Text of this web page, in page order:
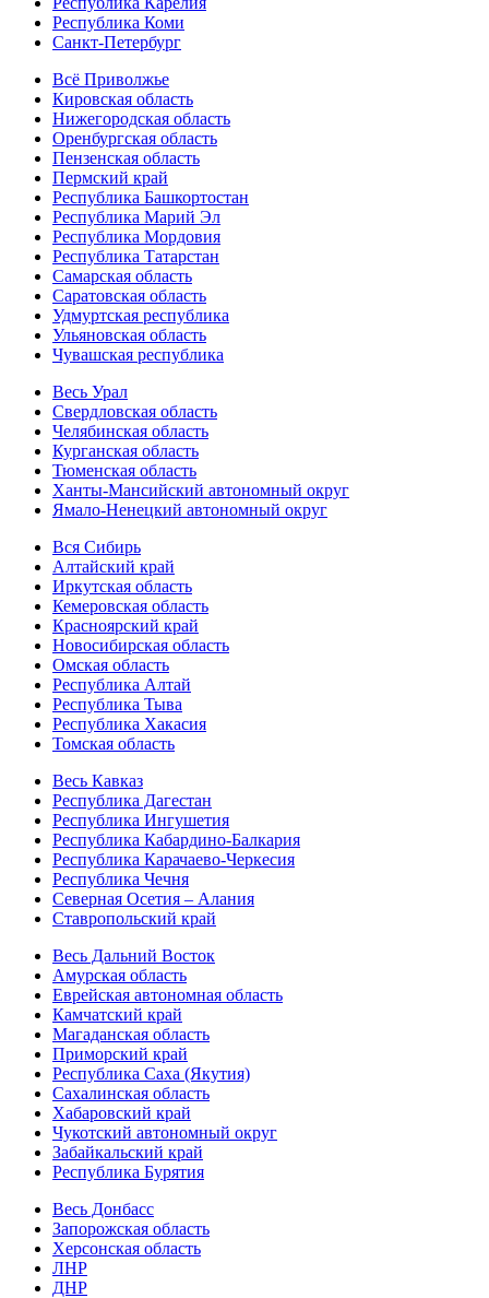
Республика Коми
Санкт-Петербург
Всё Приволжье
Кировская область
Нижегородская область
Оренбургская область
Пензенская область
Пермский край
Республика Башкортостан
Республика Марий Эл
Республика Мордовия
Республика Татарстан
Самарская область
Саратовская область
Удмуртская республика
Ульяновская область
Чувашская республика
Весь Урал
Свердловская область
Челябинская область
Курганская область
Тюменская область
Ханты-Мансийский автономный округ
Ямало-Ненецкий автономный округ
Вся Сибирь
Алтайский край
Иркутская область
Кемеровская область
Красноярский край
Новосибирская область
Омская область
Республика Алтай
Республика Тыва
Республика Хакасия
Томская область
Весь Кавказ
Республика Дагестан
Республика Ингушетия
Республика Кабардино-Балкария
Республика Карачаево-Черкесия
Республика Чечня
Северная Осетия – Алания
Ставропольский край
Весь Дальний Восток
Амурская область
Еврейская автономная область
Камчатский край
Магаданская область
Приморский край
Республика Саха (Якутия)
Сахалинская область
Хабаровский край
Чукотский автономный округ
Забайкальский край
Республика Бурятия
Весь Донбасс
Запорожская область
Херсонская область
ЛНР
ДНР